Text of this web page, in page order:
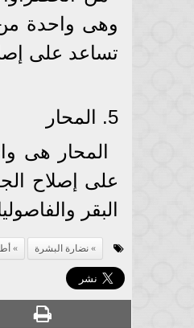
وهى واحدة من
تساعد على
5. المحار
المحار هى
على إصلاح
البقر
نضارة البشرة